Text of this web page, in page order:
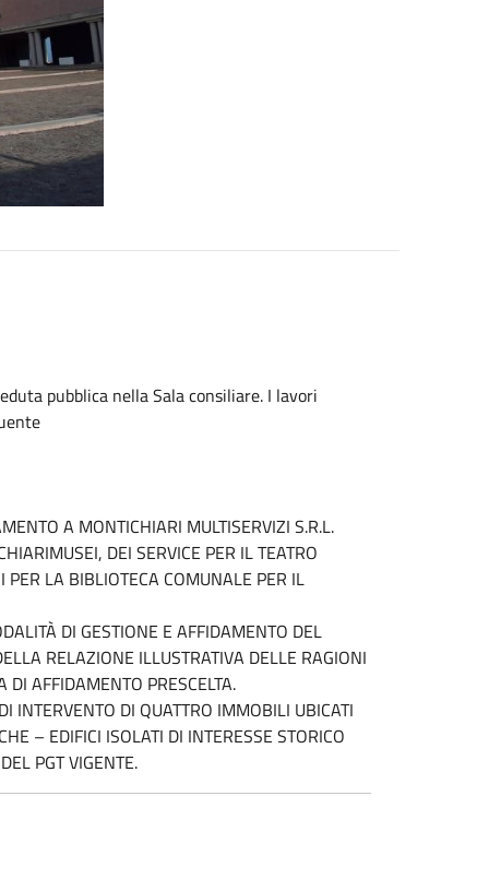
pubblica nella Sala consiliare. I lavori
A MONTICHIARI MULTISERVIZI S.R.L.
DEI SERVICE PER IL TEATRO
PER LA BIBLIOTECA COMUNALE PER IL
DI GESTIONE E AFFIDAMENTO DEL
RELAZIONE ILLUSTRATIVA DELLE RAGIONI
AFFIDAMENTO PRESCELTA.
INTERVENTO DI QUATTRO IMMOBILI UBICATI
– EDIFICI ISOLATI DI INTERESSE STORICO
PGT VIGENTE.